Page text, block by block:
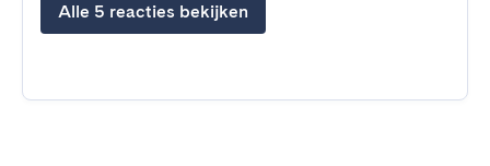
Alle 5 reacties bekijken